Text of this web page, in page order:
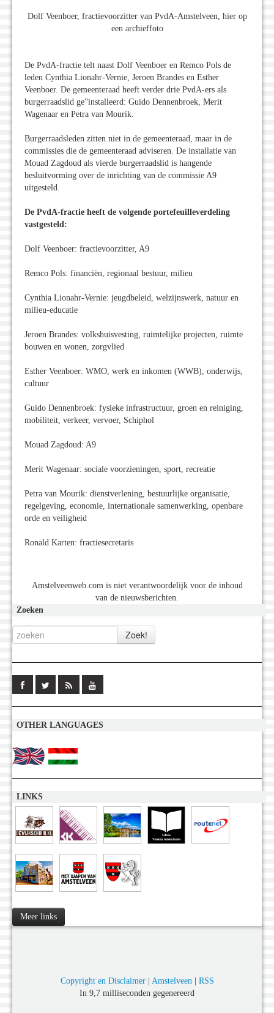
Dolf Veenboer, fractievoorzitter van PvdA-Amstelveen, hier op
een archieffoto
De PvdA-fractie telt naast Dolf Veenboer en Remco Pols de
leden Cynthia Lionahr-Vernie, Jeroen Brandes en Esther
Veenboer. De gemeenteraad heeft verder drie PvdA-ers als
burgerraadslid ge”installeerd: Guido Dennenbroek, Merit
Wagenaar en Petra van Mourik.
Burgerraadsleden zitten niet in de gemeenteraad, maar in de
commissies die de gemeenteraad adviseren. De installatie van
Mouad Zagdoud als vierde burgerraadslid is hangende
besluitvorming over de inrichting van de commissie A9
uitgesteld.
De PvdA-fractie heeft de volgende portefeuilleverdeling
vastgesteld:
Dolf Veenboer: fractievoorzitter, A9
Remco Pols: financiën, regionaal bestuur, milieu
Cynthia Lionahr-Vernie: jeugdbeleid, welzijnswerk, natuur en
milieu-educatie
Jeroen Brandes: volkshuisvesting, ruimtelijke projecten, ruimte
bouwen en wonen, zorgvlied
Esther Veenboer: WMO, werk en inkomen (WWB), onderwijs,
cultuur
Guido Dennenbroek: fysieke infrastructuur, groen en reiniging,
mobiliteit, verkeer, vervoer, Schiphol
Mouad Zagdoud: A9
Merit Wagenaar: sociale voorzieningen, sport, recreatie
Petra van Mourik: dienstverlening, bestuurlijke organisatie,
regelgeving, economie, internationale samenwerking, openbare
orde en veiligheid
Ronald Karten: fractiesecretaris
Amstelveenweb.com is niet verantwoordelijk voor de inhoud
van de nieuwsberichten.
Zoeken
OTHER LANGUAGES
LINKS
Meer links
Copyright en Disclaimer| Amstelveen| RSS
In 9,7 milliseconden gegenereerd